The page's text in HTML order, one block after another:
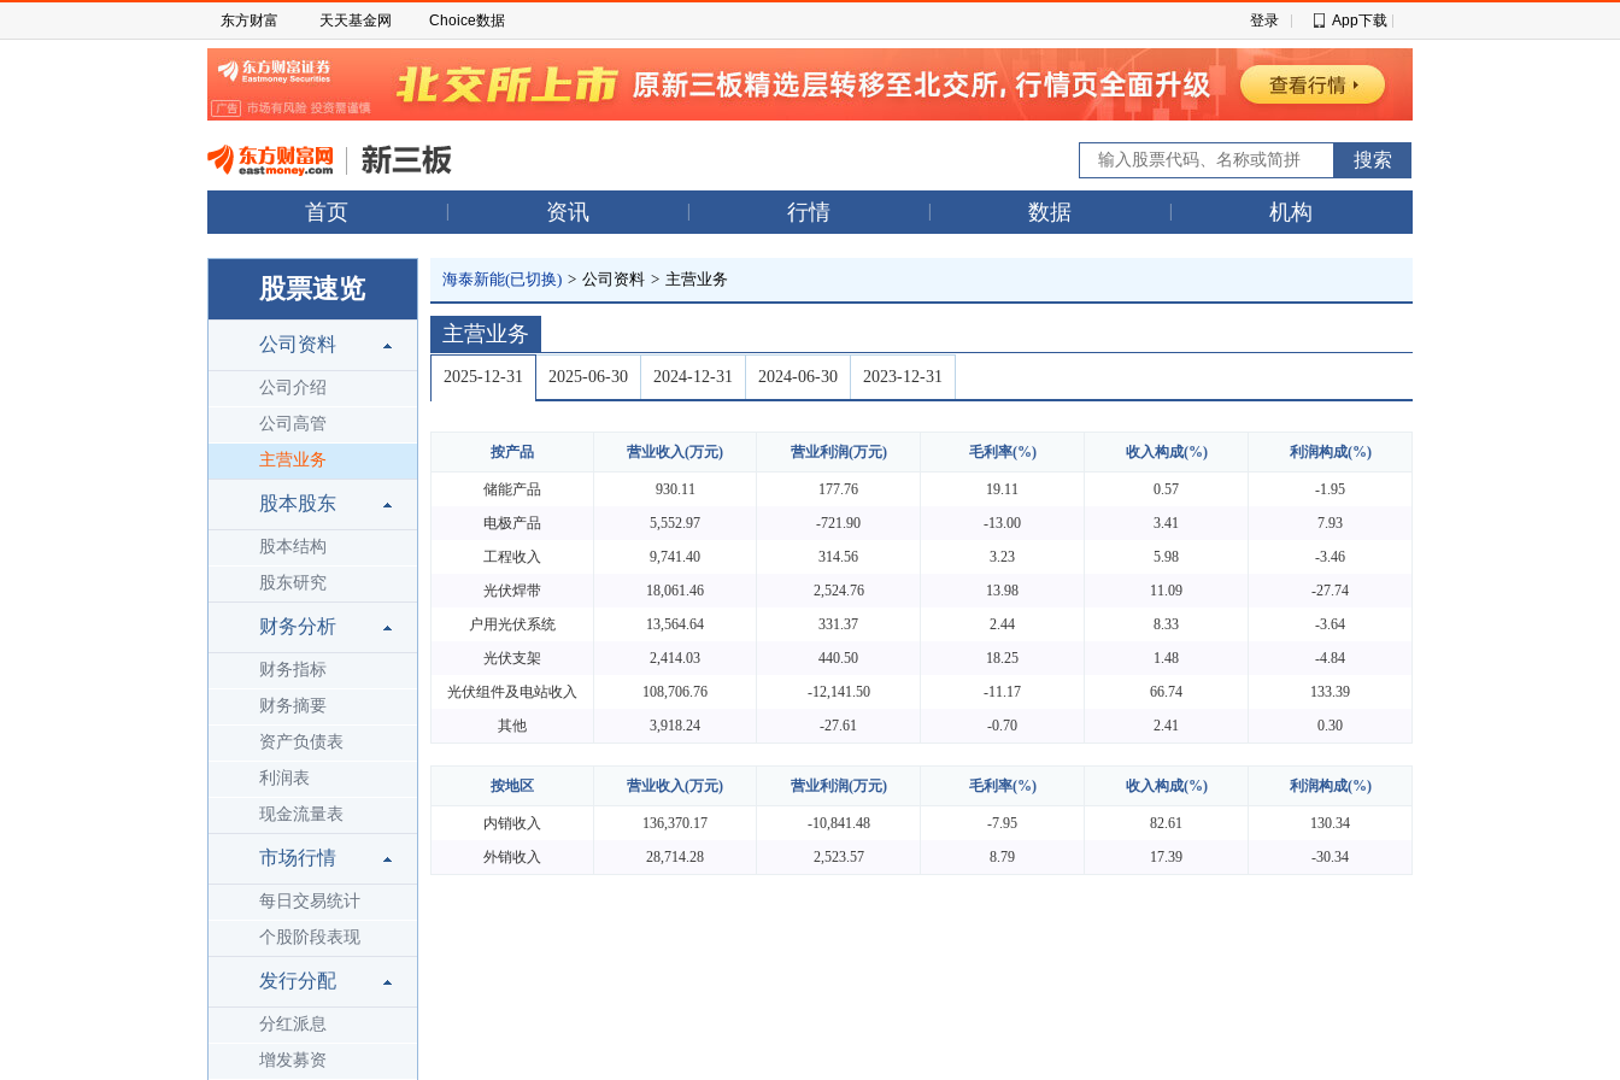
东方财富 天天基金网 Choice数据 登录 App下载
首页 资讯 行情 数据 机构
股票速览
公司资料
公司介绍
公司高管
主营业务
股本股东
股本结构
股东研究
财务分析
财务指标
财务摘要
资产负债表
利润表
现金流量表
市场行情
每日交易统计
个股阶段表现
发行分配
分红派息
增发募资
海泰新能(已切换) > 公司资料 > 主营业务
主营业务
2025-12-31 2025-06-30 2024-12-31 2024-06-30 2023-12-31
按产品 营业收入(万元) 营业利润(万元) 毛利率(%) 收入构成(%) 利润构成(%)
储能产品 930.11 177.76 19.11 0.57
-1.95
电极产品
5,552.97 -721.90 -13.00 3.41
7.93
工程收入
9,741.40 314.56 3.23 5.98
-3.46
光伏焊带
18,061.46 2,524.76 13.98 11.09
-27.74
户用光伏系统
13,564.64 331.37 2.44 8.33
-3.64
光伏支架
2,414.03 440.50 18.25 1.48
-4.84
光伏组件及电站收入
108,706.76 -12,141.50 -11.17 66.74
133.39
其他
3,918.24 -27.61 -0.70 2.41 0.30
按地区 营业收入(万元) 营业利润(万元) 毛利率(%) 收入构成(%) 利润构成(%)
内销收入 136,370.17 -10,841.48 -7.95 82.61
130.34
外销收入
28,714.28 2,523.57 8.79 17.39 -30.34